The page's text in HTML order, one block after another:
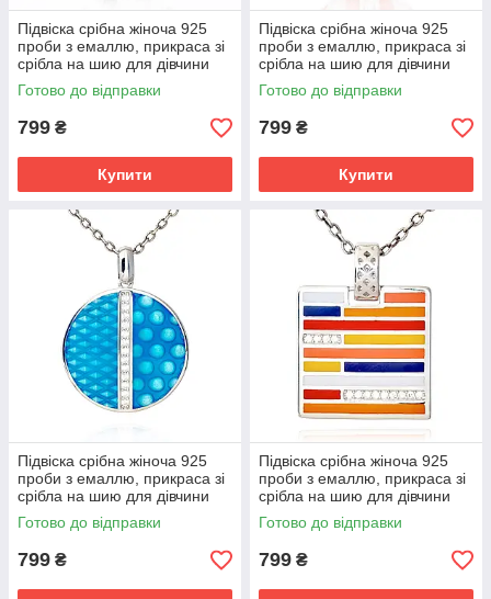
Підвіска срібна жіноча 925
проби з емаллю, прикраса зі
срібла на шию для дівчини
Готово до відправки
799 ₴
Купити
Підвіска срібна жіноча 925
проби з емаллю, прикраса зі
срібла на шию для дівчини
Готово до відправки
799 ₴
Купити
Підвіска срібна жіноча 925
проби з емаллю, прикраса зі
срібла на шию для дівчини
Готово до відправки
799 ₴
Підвіска срібна жіноча 925
проби з емаллю, прикраса зі
срібла на шию для дівчини
Готово до відправки
799 ₴